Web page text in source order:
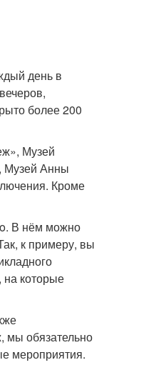
день в
более 200
Музей
Музей Анны
Кроме
В нём можно
к примеру, вы
на которые
мы обязательно
мероприятия.